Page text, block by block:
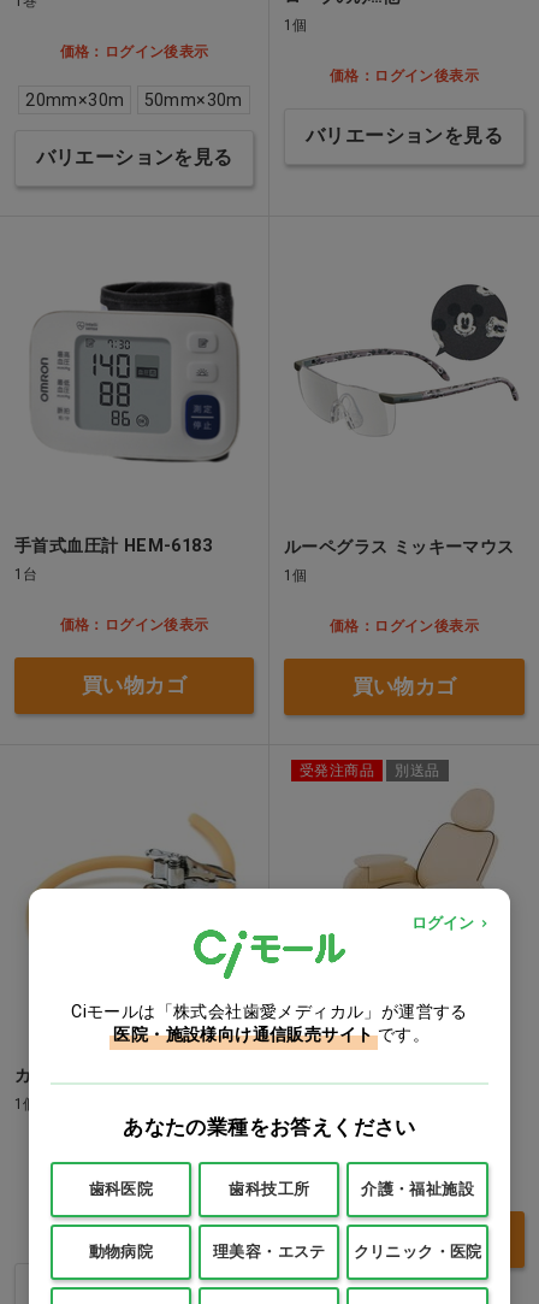
価格：ログイン後表示
20mm×30m 50mm×30m
バリエーションを見る
1個
価格：ログイン後表示
バリエーションを見る
手首式血圧計 HEM-6183
1台
価格：ログイン後表示
買い物カゴ
ルーペグラス ミッキーマウス
1個
価格：ログイン後表示
買い物カゴ
カラー駆血帯 緑色…他
1個
他2色
バリエーションを見る
受発注商品 別送品
1台
価格：ログイン後表示
買い物カゴ
ログイン
Ciモールは「株式会社歯愛メディカル」が運営する
医院・施設様向け通信販売サイト です。
あなたの業種をお答えください
歯科医院 歯科技工所 介護・福祉施設
動物病院 理美容・エステ クリニック・医院